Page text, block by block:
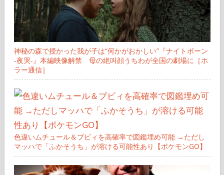
神秘の森で授かった我が子は“何かがおかしい”『ナイトボーン
-夜哭-』本編映像解禁 母の絶叫顔うちわが全国の劇場に［ホ
ラー通信］
色違いムチュール＆ブビィを高確率で図鑑埋め可能 →ただし
マッハで「ふかそうち」が溶ける可能性あり【ポケモンGO】